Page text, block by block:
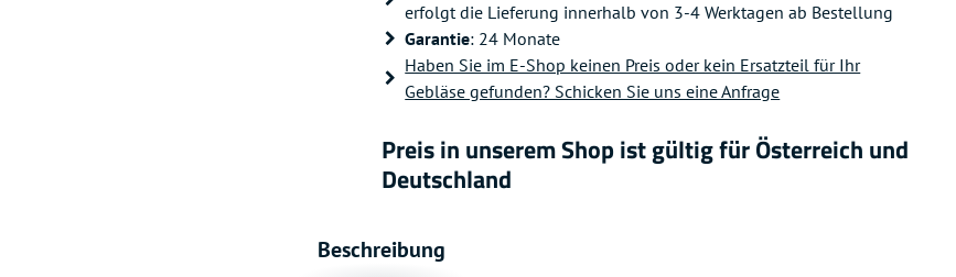
erfolgt die Lieferung innerhalb von 3-4 Werktagen ab Bestellung
Garantie: 24 Monate
Haben Sie im E-Shop keinen Preis oder kein Ersatzteil für Ihr
Gebläse gefunden? Schicken Sie uns eine Anfrage
Preis in unserem Shop ist gültig für Österreich und
Deutschland
Beschreibung